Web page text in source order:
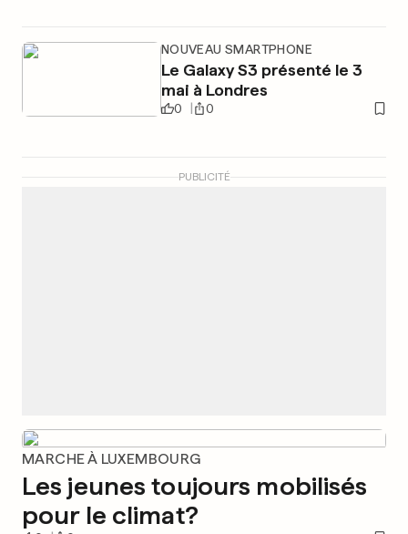
NOUVEAU SMARTPHONE
Le Galaxy S3 présenté le 3
mai à Londres
0 0
PUBLICITÉ
MARCHE À LUXEMBOURG
Les jeunes toujours mobilisés
pour le climat?